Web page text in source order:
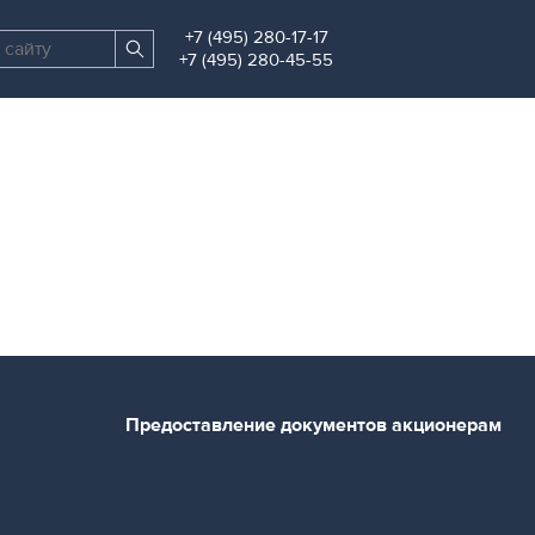
Поиск
по
Найти
+7 (495) 280-17-17
+7 (495) 280-45-55
Предоставление документов акционерам